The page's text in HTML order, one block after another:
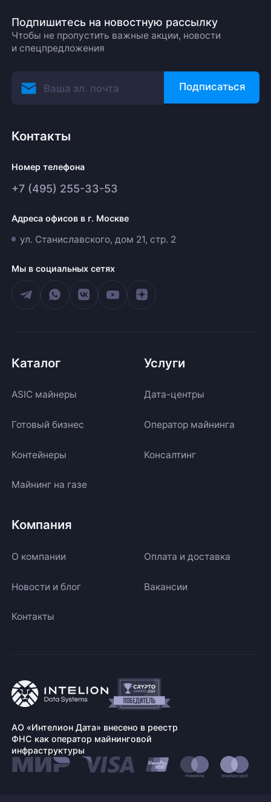
Подпишитесь на новостную рассылку
Чтобы не пропустить важные акции, новости
и спецпредложения
Подписаться
Контакты
Номер телефона
+7 (495) 255-33-53
Адреса офисов в г. Москве
ул. Станиславского, дом 21, стр. 2
Мы в социальных сетях
Каталог
ASIC майнеры
Готовый бизнес
Контейнеры
Майнинг на газе
Услуги
Дата-центры
Оператор майнинга
Консалтинг
Компания
О компании Оплата и доставка
Новости и блог Вакансии
Контакты
АО «Интелион Дата» внесено в реестр
ФНС как оператор майнинговой
инфраструктуры